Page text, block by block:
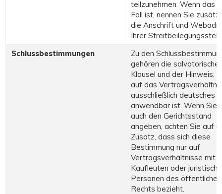
teilzunehmen. Wenn das
Fall ist, nennen Sie
die Anschrift und
Ihrer
Schlussbestimmungen
Zu den
gehören die salvatorische
Klausel und der Hinweis,
auf das Vertragsverhältnis
ausschließlich deutsches
anwendbar ist. Wenn Sie
auch den Gerichtsstand
angeben, achten Sie auf
Zusatz, dass sich diese
Bestimmung nur auf
Vertragsverhältnisse mit
Kaufleuten oder
Personen des öffentlichen
Rechts bezieht.